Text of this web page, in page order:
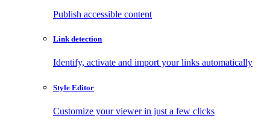
Publish accessible content
Link detection
Identify, activate and import your links automatically
Style Editor
Customize your viewer in just a few clicks